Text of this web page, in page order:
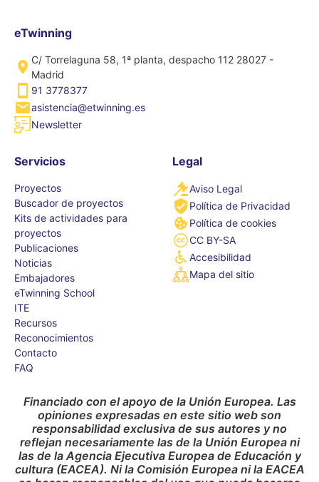
eTwinning
C/ Torrelaguna 58, 1ª planta, despacho 112 28027 -
Madrid
91 3778377
asistencia@etwinning.es
Newsletter
Servicios
Proyectos
Buscador de proyectos
Kits de actividades para
proyectos
Publicaciones
Noticias
Embajadores
eTwinning School
ITE
Recursos
Reconocimientos
Contacto
FAQ
Legal
Aviso Legal
Política de Privacidad
Política de cookies
CC BY-SA
Accesibilidad
Mapa del sitio
Financiado con el apoyo de la Unión Europea. Las
opiniones expresadas en este sitio web son
responsabilidad exclusiva de sus autores y no
reflejan necesariamente las de la Unión Europea ni
las de la Agencia Ejecutiva Europea de Educación y
cultura (EACEA). Ni la Comisión Europea ni la EACEA